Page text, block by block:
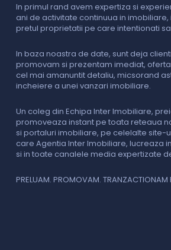
In primul rand avem expertiza si
ani de activitate continuua in
pretul proprietatii pe care intentionati
In baza noastra de date, sunt deja
promovam si prezentam imediat,
cel mai amanuntit detaliu, micsorand
incheiere a unei vanzari imobiliare.
Un coleg din Echipa Inter Imobiliare,
promoveaza instant pe toata reteaua
si portaluri imobiliare, pe celelalte site-
care Agentia Inter Imobiliare, lucreaza
si in toate canalele media expertizate
PRELUAM. PROMOVAM. TRANZACTIONAM